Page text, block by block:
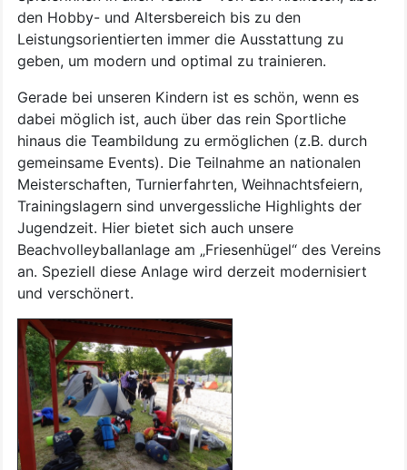
den Hobby- und Altersbereich bis zu den
Leistungsorientierten immer die Ausstattung zu
geben, um modern und optimal zu trainieren.
Gerade bei unseren Kindern ist es schön, wenn es
dabei möglich ist, auch über das rein Sportliche
hinaus die Teambildung zu ermöglichen (z.B. durch
gemeinsame Events). Die Teilnahme an nationalen
Meisterschaften, Turnierfahrten, Weihnachtsfeiern,
Trainingslagern sind unvergessliche Highlights der
Jugendzeit. Hier bietet sich auch unsere
Beachvolleyballanlage am „Friesenhügel“ des Vereins
an. Speziell diese Anlage wird derzeit modernisiert
und verschönert.